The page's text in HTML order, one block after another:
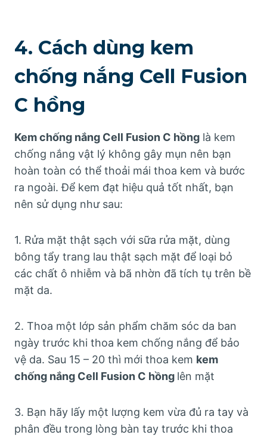
4. Cách dùng kem
chống nắng Cell Fusion
C hồng
Kem chống nắng Cell Fusion C hồng là kem
chống nắng vật lý không gây mụn nên bạn
hoàn toàn có thể thoải mái thoa kem và bước
ra ngoài. Để kem đạt hiệu quả tốt nhất, bạn
nên sử dụng như sau:
1. Rửa mặt thật sạch với sữa rửa mặt, dùng
bông tẩy trang lau thật sạch mặt để loại bỏ
các chất ô nhiễm và bã nhờn đã tích tụ trên bề
mặt da.
2. Thoa một lớp sản phẩm chăm sóc da ban
ngày trước khi thoa kem chống nắng để bảo
vệ da. Sau 15 – 20 thì mới thoa kem kem
chống nắng Cell Fusion C hồng lên mặt
3. Bạn hãy lấy một lượng kem vừa đủ ra tay và
phân đều trong lòng bàn tay trước khi thoa